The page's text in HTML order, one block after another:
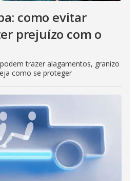
como evitar
prejuízo com o
trazer alagamentos, granizo
como se proteger